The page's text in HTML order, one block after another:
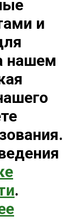
и
нашем
.